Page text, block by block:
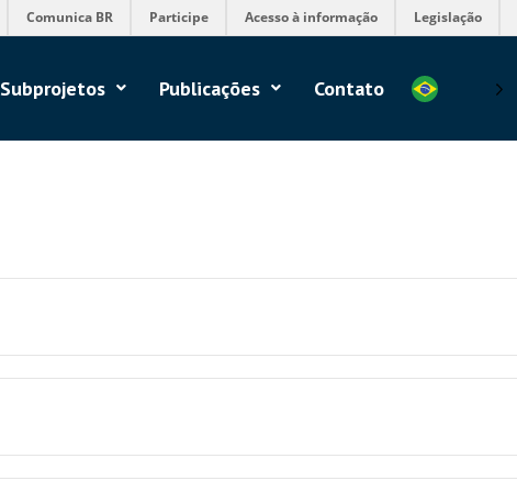
Comunica BR Participe Acesso à informação Legislação
Subprojetos Publicações Contato